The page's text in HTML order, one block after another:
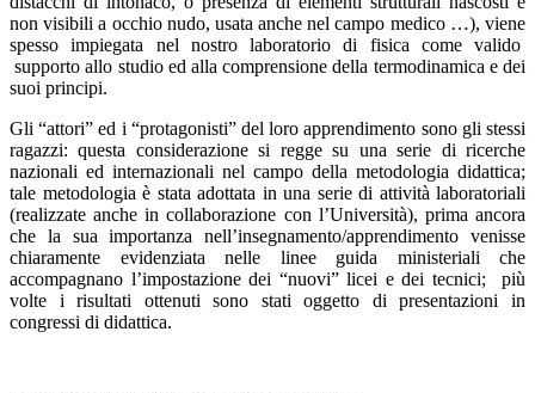
non visibili a occhio nudo, usata anche nel campo medico …), viene
spesso impiegata nel nostro laboratorio di fisica come valido
supporto allo studio ed alla comprensione della termodinamica e dei
suoi principi.
Gli “attori” ed i “protagonisti” del loro apprendimento sono gli stessi
ragazzi: questa considerazione si regge su una serie di ricerche
nazionali ed internazionali nel campo della metodologia didattica;
tale metodologia è stata adottata in una serie di attività laboratoriali
(realizzate anche in collaborazione con l’Università), prima ancora
che la sua importanza nell’insegnamento/apprendimento venisse
chiaramente evidenziata nelle linee guida ministeriali che
accompagnano l’impostazione dei “nuovi” licei e dei tecnici; più
volte i risultati ottenuti sono stati oggetto di presentazioni in
congressi di didattica.